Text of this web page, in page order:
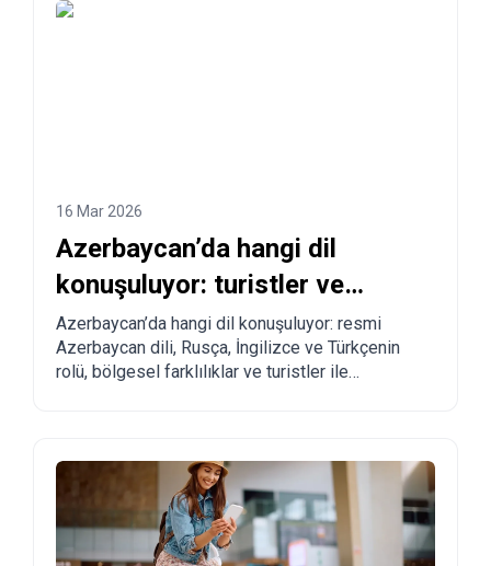
16 Mar 2026
Azerbaycan’da hangi dil
konuşuluyor: turistler ve
taşınmayı düşünenler için tam
rehber
Azerbaycan’da hangi dil konuşuluyor: resmi
Azerbaycan dili, Rusça, İngilizce ve Türkçenin
rolü, bölgesel farklılıklar ve turistler ile